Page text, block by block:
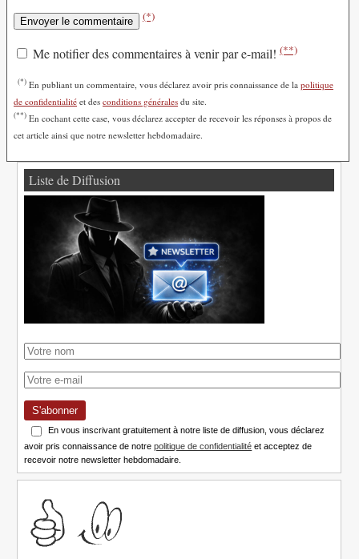
(*)
Me notifier des commentaires à venir par e-mail! (**)
(*) En publiant un commentaire, vous déclarez avoir pris connaissance de la politique
de confidentialité et des conditions générales du site.
(**) En cochant cette case, vous déclarez accepter de recevoir les réponses à propos de
cet article ainsi que notre newsletter hebdomadaire.
Liste de Diffusion
S'abonner
En vous inscrivant gratuitement à notre liste de diffusion, vous déclarez
avoir pris connaissance de notrepolitique de confidentialité et acceptez de
recevoir notre newsletter hebdomadaire.